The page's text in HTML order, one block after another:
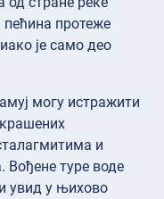
пећина протеже
је само део
могу истражити
и
туре воде
увид у њихово